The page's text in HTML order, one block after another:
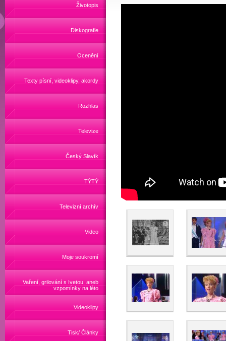
Životopis
Diskografie
Ocenění
Texty písní, videoklipy, akordy
Rozhlas
Televize
Český Slavík
TÝTÝ
Televizní archív
Video
Moje soukromí
Vaření, grilování s Ivetou, aneb
vzpomínky na léto
Videoklipy
Tisk/ Články